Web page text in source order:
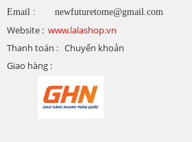
Email : newfuturetome@gmail.com
Website : www.lalashop.vn
Thanh toán : Chuyển khoản
Giao hàng :